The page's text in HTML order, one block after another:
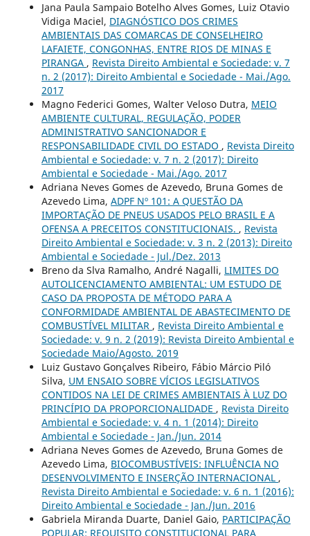
Jana Paula Sampaio Botelho Alves Gomes, Luiz Otavio
Vidiga Maciel, DIAGNÓSTICO DOS CRIMES
AMBIENTAIS DAS COMARCAS DE CONSELHEIRO
LAFAIETE, CONGONHAS, ENTRE RIOS DE MINAS E
PIRANGA , Revista Direito Ambiental e Sociedade: v. 7
n. 2 (2017): Direito Ambiental e Sociedade - Mai./Ago.
2017
Magno Federici Gomes, Walter Veloso Dutra, MEIO
AMBIENTE CULTURAL, REGULAÇÃO, PODER
ADMINISTRATIVO SANCIONADOR E
RESPONSABILIDADE CIVIL DO ESTADO , Revista Direito
Ambiental e Sociedade: v. 7 n. 2 (2017): Direito
Ambiental e Sociedade - Mai./Ago. 2017
Adriana Neves Gomes de Azevedo, Bruna Gomes de
Azevedo Lima, ADPF Nº 101: A QUESTÃO DA
IMPORTAÇÃO DE PNEUS USADOS PELO BRASIL E A
OFENSA A PRECEITOS CONSTITUCIONAIS. , Revista
Direito Ambiental e Sociedade: v. 3 n. 2 (2013): Direito
Ambiental e Sociedade - Jul./Dez. 2013
Breno da Slva Ramalho, André Nagalli, LIMITES DO
AUTOLICENCIAMENTO AMBIENTAL: UM ESTUDO DE
CASO DA PROPOSTA DE MÉTODO PARA A
CONFORMIDADE AMBIENTAL DE ABASTECIMENTO DE
COMBUSTÍVEL MILITAR , Revista Direito Ambiental e
Sociedade: v. 9 n. 2 (2019): Revista Direito Ambiental e
Sociedade Maio/Agosto. 2019
Luiz Gustavo Gonçalves Ribeiro, Fábio Márcio Piló
Silva, UM ENSAIO SOBRE VÍCIOS LEGISLATIVOS
CONTIDOS NA LEI DE CRIMES AMBIENTAIS À LUZ DO
PRINCÍPIO DA PROPORCIONALIDADE , Revista Direito
Ambiental e Sociedade: v. 4 n. 1 (2014): Direito
Ambiental e Sociedade - Jan./Jun. 2014
Adriana Neves Gomes de Azevedo, Bruna Gomes de
Azevedo Lima, BIOCOMBUSTÍVEIS: INFLUÊNCIA NO
DESENVOLVIMENTO E INSERÇÃO INTERNACIONAL ,
Revista Direito Ambiental e Sociedade: v. 6 n. 1 (2016):
Direito Ambiental e Sociedade - Jan./Jun. 2016
Gabriela Miranda Duarte, Daniel Gaio, PARTICIPAÇÃO
POPULAR: REQUISITO CONSTITUCIONAL PARA